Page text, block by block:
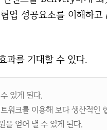
업 성공요소를 이해하
과를 기대할 수 있다.
있게 된다.
워크를 이용해 보다 생산적인
을 얻어 낼 수 있게 된다.